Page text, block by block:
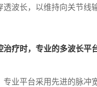
透波长，以维持向关节线
治疗时，专业的多波长平
专业平台采用先进的脉冲